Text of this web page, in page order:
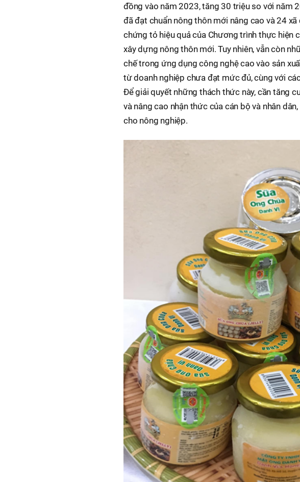
đồng vào năm 2023, tăng 30 triệu so với năm
đã đạt chuẩn nông thôn mới nâng cao và 24
chứng tỏ hiệu quả của Chương trình thực hiện
xây dựng nông thôn mới. Tuy nhiên, vẫn còn
chế trong ứng dụng công nghệ cao vào sản
từ doanh nghiệp chưa đạt mức đủ, cùng với
Để giải quyết những thách thức này, cần tăng
và nâng cao nhận thức của cán bộ và nhân
cho nông nghiệp.